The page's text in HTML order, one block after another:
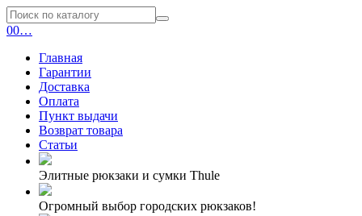
00…
Главная
Гарантии
Доставка
Оплата
Пункт выдачи
Возврат товара
Статьи
Элитные рюкзаки и сумки Thule
Огромный выбор городских рюкзаков!